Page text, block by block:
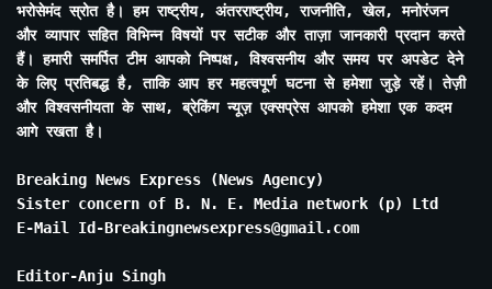
भरोसेमंद स्रोत है। हम राष्ट्रीय, अंतरराष्ट्रीय, राजनीति, खेल, मनोरंजन
और व्यापार सहित विभिन्न विषयों पर सटीक और ताज़ा जानकारी प्रदान करते
हैं। हमारी समर्पित टीम आपको निष्पक्ष, विश्वसनीय और समय पर अपडेट देने
के लिए प्रतिबद्ध है, ताकि आप हर महत्वपूर्ण घटना से हमेशा जुड़े रहें। तेज़ी
और विश्वसनीयता के साथ, ब्रेकिंग न्यूज़ एक्सप्रेस आपको हमेशा एक कदम
आगे रखता है।
Breaking News Express (News Agency)
Sister concern of B. N. E. Media network (p) Ltd
E-Mail Id-Breakingnewsexpress@gmail.com
Editor-Anju Singh